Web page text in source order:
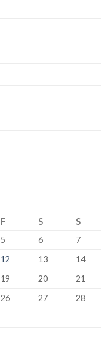
F S
S
5 6
7
12 13
14
19 20
21
26 27
28